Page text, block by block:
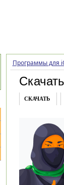
Программы для
СКАЧАТЬ